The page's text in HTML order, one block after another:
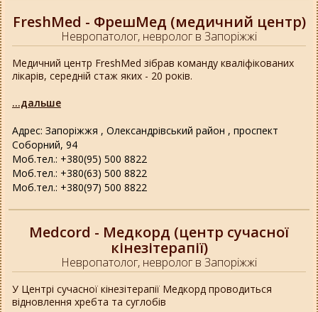
FreshMed - ФрешМед (медичний центр)
Невропатолог, невролог в Запоріжжі
Адрес: Запоріжжя , Олександрівський район , проспект
Соборний, 94
Моб.тел.: +380(95) 500 8822
Моб.тел.: +380(63) 500 8822
Моб.тел.: +380(97) 500 8822
Медичний центр FreshMed зібрав команду кваліфікованих
лікарів, середній стаж яких - 20 років.
...дальше
Medcord - Медкорд (центр сучасної
кінезітерапії)
Невропатолог, невролог в Запоріжжі
У Центрі сучасної кінезітерапії Медкорд проводиться
відновлення хребта та суглобів